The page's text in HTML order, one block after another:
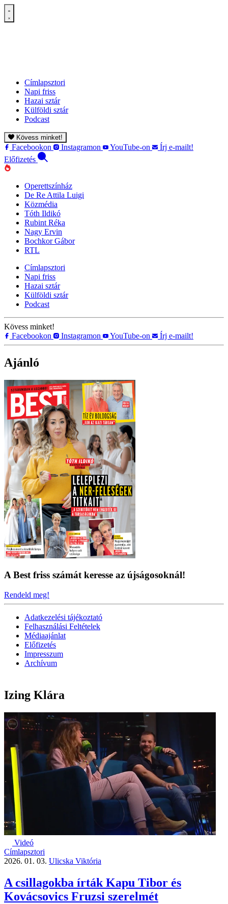
Címlapsztori
Napi friss
Hazai sztár
Külföldi sztár
Podcast
Kövess minket!
Facebookon Instagramon YouTube-on
Írj e-mailt!
Előfizetés
Operettszínház
De Re Attila Luigi
Közmédia
Tóth Ildikó
Rubint Réka
Nagy Ervin
Bochkor Gábor
RTL
Címlapsztori
Napi friss
Hazai sztár
Külföldi sztár
Podcast
Kövess minket!
Facebookon
Instagramon YouTube-on Írj e-mailt!
Ajánló
A Best friss számát keresse az újságosoknál!
Rendeld meg!
Adatkezelési tájékoztató
Felhasználási Feltételek
Médiaajánlat
Előfizetés
Impresszum
Archívum
Izing Klára
Videó
Címlapsztori
2026. 01. 03. Ulicska Viktória
A csillagokba írták Kapu Tibor és
Kovácsovics Fruzsi szerelmét